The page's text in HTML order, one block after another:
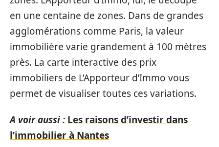
en une centaine de zones. Dans de grandes
agglomérations comme Paris, la valeur
immobilière varie grandement à 100 mètres
près. La carte interactive des prix
immobiliers de L’Apporteur d’Immo vous
permet de visualiser toutes ces variations.
A voir aussi : Les raisons d’investir dans
l’immobilier à Nantes